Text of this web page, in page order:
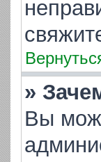
»
Вы